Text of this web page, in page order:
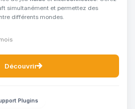
simultanément et permettez des
différents mondes.
Découvrir
Plugins